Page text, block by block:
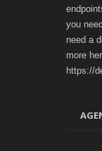
you
need a
more
https://